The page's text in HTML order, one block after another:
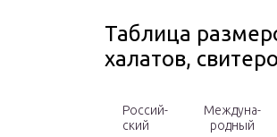
Таблица
халатов,
Россий-
ский
Междуна-
родный